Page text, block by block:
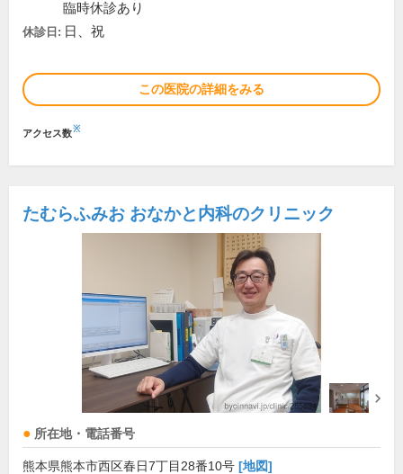
臨時休診あり
休診日: 日、祝
この医院の詳細をみる
アクセス数※
たむらふみお おなかと内科のクリニック
所在地・電話番号
熊本県熊本市西区春日7丁目28番10号 [地図]